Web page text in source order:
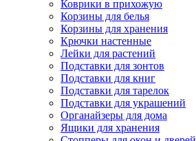
Коврики в прихожую
Корзины для белья
Корзины для хранения
Крючки настенные
Лейки для растений
Подставки для зонтов
Подставки для книг
Подставки для тарелок
Подставки для украшений
Органайзеры для дома
Ящики для хранения